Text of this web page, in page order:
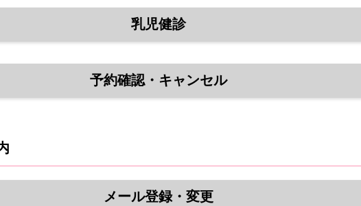
乳児健診
予約確認・キャンセル
メール登録・変更